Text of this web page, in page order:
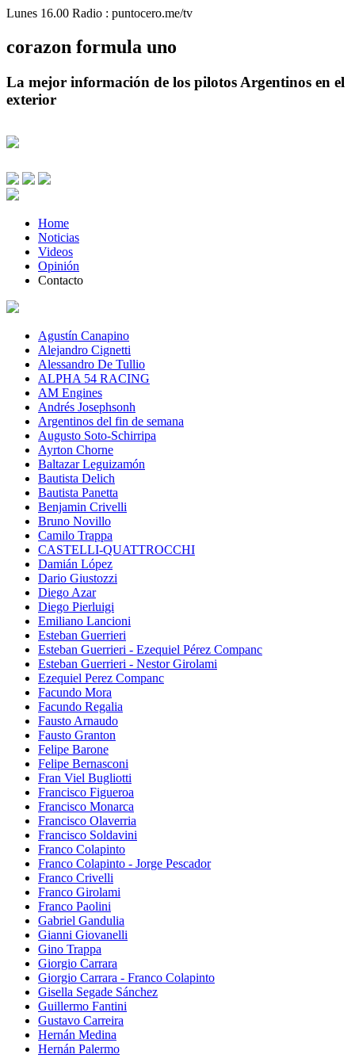
Lunes 16.00 Radio : puntocero.me/tv
corazon formula uno
La mejor información de los pilotos Argentinos en el
exterior
Home
Noticias
Videos
Opinión
Contacto
Agustín Canapino
Alejandro Cignetti
Alessandro De Tullio
ALPHA 54 RACING
AM Engines
Andrés Josephsonh
Argentinos del fin de semana
Augusto Soto-Schirripa
Ayrton Chorne
Baltazar Leguizamón
Bautista Delich
Bautista Panetta
Benjamin Crivelli
Bruno Novillo
Camilo Trappa
CASTELLI-QUATTROCCHI
Damián López
Dario Giustozzi
Diego Azar
Diego Pierluigi
Emiliano Lancioni
Esteban Guerrieri
Esteban Guerrieri - Ezequiel Pérez Companc
Esteban Guerrieri - Nestor Girolami
Ezequiel Perez Companc
Facundo Mora
Facundo Regalia
Fausto Arnaudo
Fausto Granton
Felipe Barone
Felipe Bernasconi
Fran Viel Bugliotti
Francisco Figueroa
Francisco Monarca
Francisco Olaverria
Francisco Soldavini
Franco Colapinto
Franco Colapinto - Jorge Pescador
Franco Crivelli
Franco Girolami
Franco Paolini
Gabriel Gandulia
Gianni Giovanelli
Gino Trappa
Giorgio Carrara
Giorgio Carrara - Franco Colapinto
Gisella Segade Sánchez
Guillermo Fantini
Gustavo Carreira
Hernán Medina
Hernán Palermo